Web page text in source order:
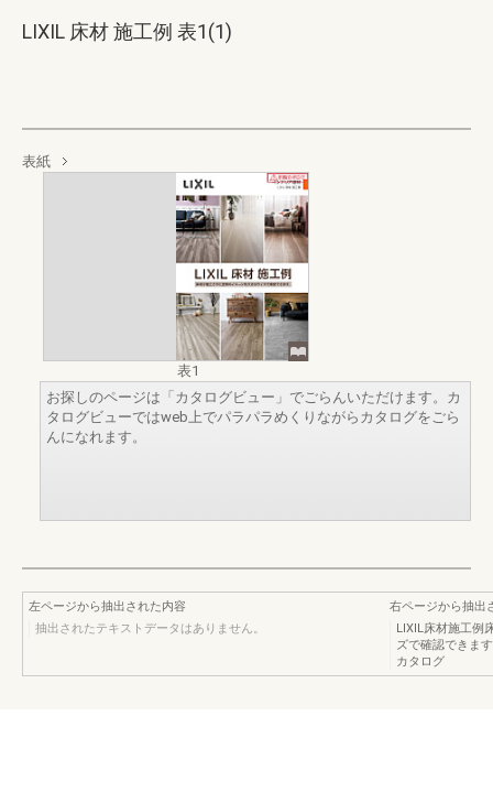
LIXIL 床材 施工例 表1(1)
表紙
表1
お探しのページは「カタログビュー」でごらんいただけます。カ
タログビューではweb上でパラパラめくりながらカタログをごら
んになれます。
左ページから抽出された内容
抽出されたテキストデータはありません。
右ページから抽出
LIXIL床材施工例
ズで確認できま
カタログ